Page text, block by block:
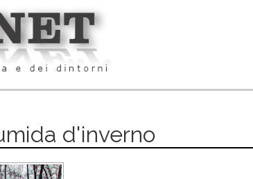
d'inverno